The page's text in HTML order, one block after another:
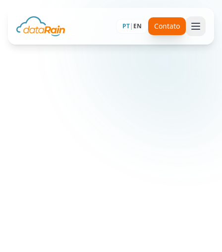
PT| EN Contato